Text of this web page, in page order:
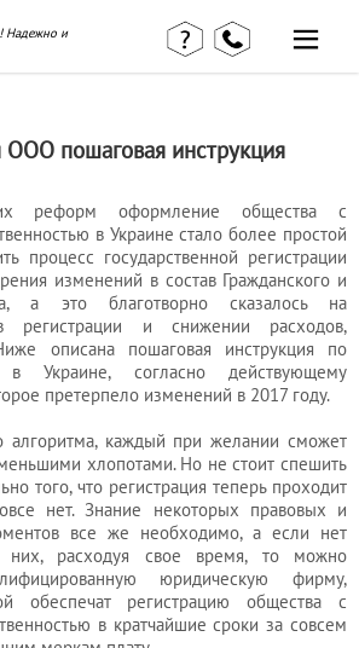
Надежно и
ООО пошаговая инструкция
реформ оформление общества с
в Украине стало более простой
процесс государственной регистрации
изменений в состав Гражданского и
а это благотворно сказалось на
регистрации и снижении расходов,
описана пошаговая инструкция по
Украине, согласно действующему
претерпело изменений в 2017 году.
алгоритма, каждый при желании сможет
хлопотами. Но не стоит спешить
того, что регистрация теперь проходит
нет. Знание некоторых правовых и
все же необходимо, а если нет
них, расходуя свое время, то можно
юридическую фирму,
обеспечат регистрацию общества с
в кратчайшие сроки за совсем